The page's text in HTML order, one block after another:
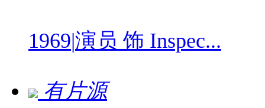
1969|演员 饰 Inspec...
有片源